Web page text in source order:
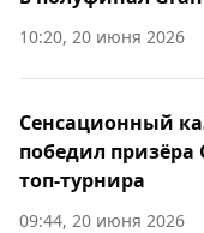
10:20, 20 июня 2026
Сенсационный
победил
топ-турнира
09:44, 20 июня 2026